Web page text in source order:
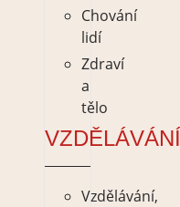
Chování
lidí
Zdraví
a
tělo
VZDĚLÁVÁNÍ
Vzdělávání,